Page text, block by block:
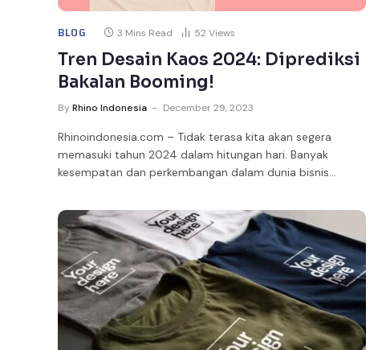
BLOG 3 Mins Read 52 Views
Tren Desain Kaos 2024: Diprediksi
Bakalan Booming!
ByRhino Indonesia December 29, 2023
Rhinoindonesia.com – Tidak terasa kita akan segera
memasuki tahun 2024 dalam hitungan hari. Banyak
kesempatan dan perkembangan dalam dunia bisnis…